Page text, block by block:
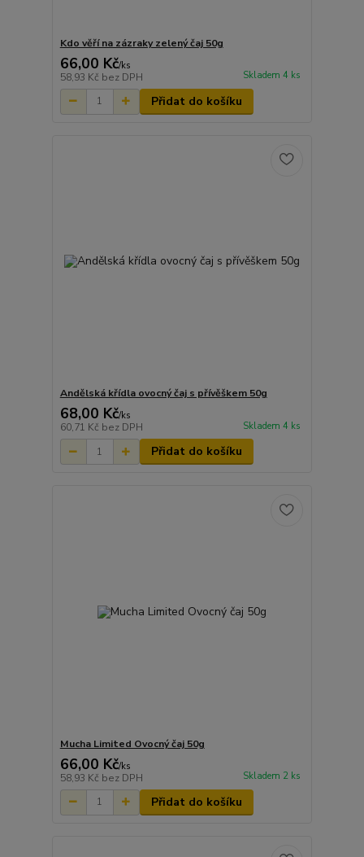
Kdo věří na zázraky zelený čaj 50g
66,00 Kč/ks
58,93 Kč bez DPH Skladem 4 ks
Přidat do košíku
Andělská křídla ovocný čaj s přívěškem 50g
68,00 Kč/ks
60,71 Kč bez DPH Skladem 4 ks
Přidat do košíku
Mucha Limited Ovocný čaj 50g
66,00 Kč/ks
58,93 Kč bez DPH Skladem 2 ks
Přidat do košíku